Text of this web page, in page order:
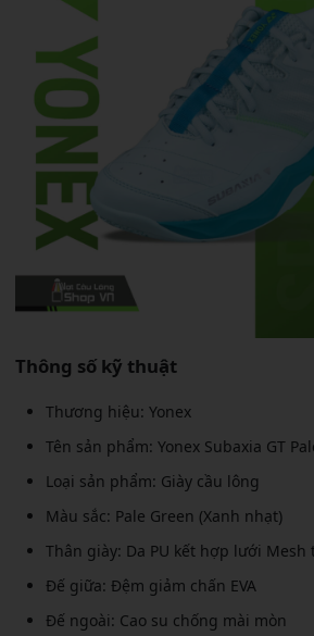
Thông số kỹ thuật
Thương hiệu: Yonex
Tên sản phẩm: Yonex Subaxia GT
Loại sản phẩm: Giày cầu lông
Màu sắc: Pale Green (Xanh nhạt)
Thân giày: Da PU kết hợp lưới Mesh
Đế giữa: Đệm giảm chấn EVA
Đế ngoài: Cao su chống mài mòn